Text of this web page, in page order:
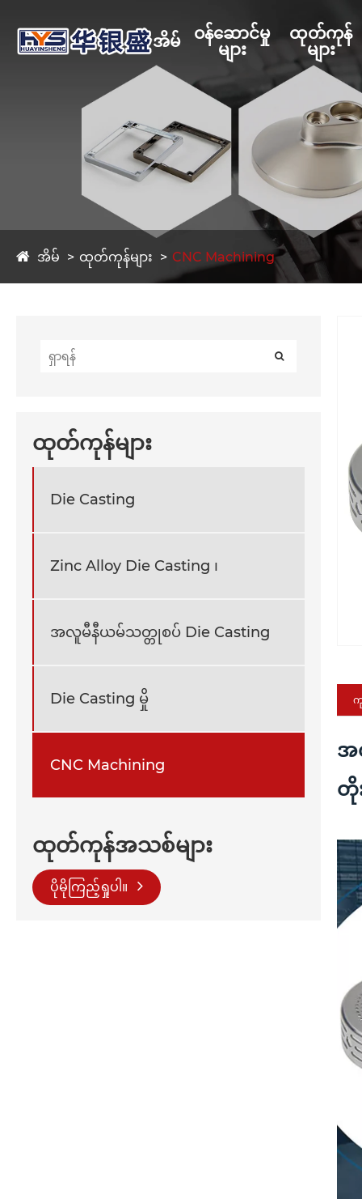
အိမ်
ဝန်ဆောင်မှု
များ
ထုတ်ကုန်
များ
အိမ် ထုတ်ကုန်များ CNC Machining
ထုတ်ကုန်များ
Die Casting
Zinc Alloy Die Casting ၊
အလူမီနီယမ်သတ္တုစပ် Die Casting
Die Casting မှို
CNC Machining
ထုတ်ကုန်အသစ်များ
ပိုမိုကြည့်ရှုပါ။
ကု
အ
တို